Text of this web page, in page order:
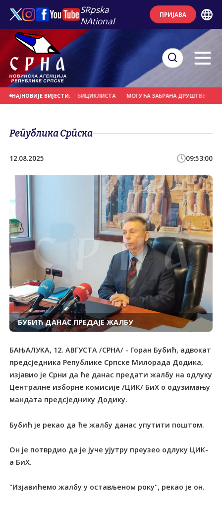
SRpska
NAtional
ПРИЈАВА
НАЈНОВИЈЕ ВИЈЕСТИ:
УДАРИО У ГРУПУ БИЦИКЛИСТА МОГУЋА ЗАБРАНА ДРУШТВЕНИХ
Република Српска
12.08.2025 09:53:00
БУБИЋ ДАНАС ПРЕДАЈЕ ЖАЛБУ
БАЊАЛУКА, 12. АВГУСТА /СРНА/ - Горан Бубић, адвокат
предсједника Републике Српске Милорада Додика,
изјавио је Срни да ће данас предати жалбу на одлуку
Централне изборне комисије /ЦИК/ БиХ о одузимању
мандата предсједнику Додику.
Бубић је рекао да ће жалбу данас упутити поштом.
Он је потврдио да је јуче ујутру преузео одлуку ЦИК-
а БиХ.
"Изјавићемо жалбу у остављеном року", рекао је он.